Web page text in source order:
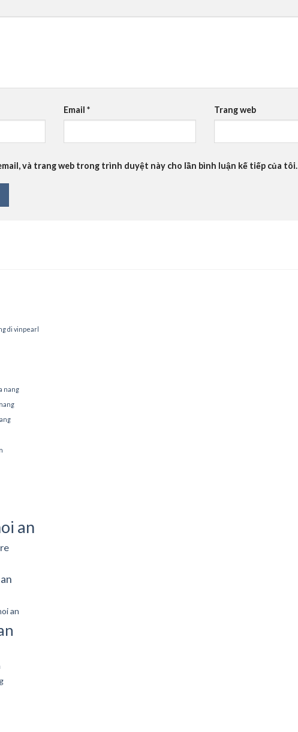
Email * Trang web
và trang web trong trình duyệt này cho lần bình luận kế tiếp của tôi.
di vinpearl
nang
an
an